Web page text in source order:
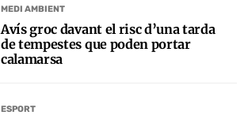
MEDI AMBIENT
Avís groc davant el risc d’una tarda
de tempestes que poden portar
calamarsa
ESPORT